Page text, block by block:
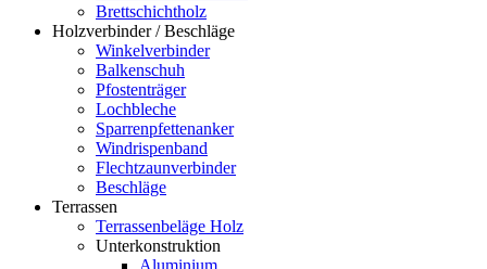
Brettschichtholz
Holzverbinder / Beschläge
Winkelverbinder
Balkenschuh
Pfostenträger
Lochbleche
Sparrenpfettenanker
Windrispenband
Flechtzaunverbinder
Beschläge
Terrassen
Terrassenbeläge Holz
Unterkonstruktion
Aluminium